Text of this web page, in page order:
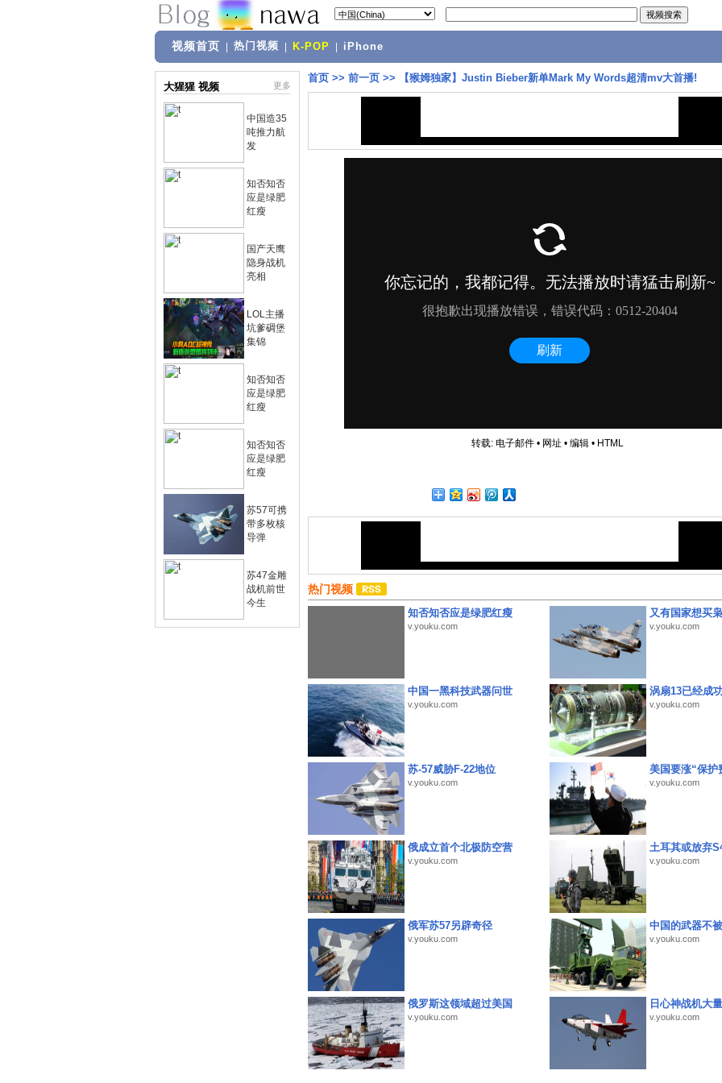
视频首页 热门视频 K-POP iPhone
大猩猩 视频 更多
中国造35
吨推力航
发
知否知否
应是绿肥
红瘦
国产天鹰
隐身战机
亮相
LOL主播
坑爹碉堡
集锦
知否知否
应是绿肥
红瘦
知否知否
应是绿肥
红瘦
苏57可携
带多枚核
导弹
苏47金雕
战机前世
今生
首页 >> 前一页 >> 【猴姆独家】Justin Bieber新单Mark My Words超清mv大首播!
转载: 电子邮件• 网址 • 编辑• HTML
热门视频
知否知否应是绿肥红瘦
v.youku.com
又有国家想买
v.youku.com
中国一黑科技武器问世
v.youku.com
涡扇13已经成
v.youku.com
苏-57威胁F-22地位
v.youku.com
美国要涨“保护
v.youku.com
俄成立首个北极防空营
v.youku.com
土耳其或放弃
v.youku.com
俄军苏57另辟奇径
v.youku.com
中国的武器不
v.youku.com
俄罗斯这领域超过美国
v.youku.com
日心神战机大
v.youku.com